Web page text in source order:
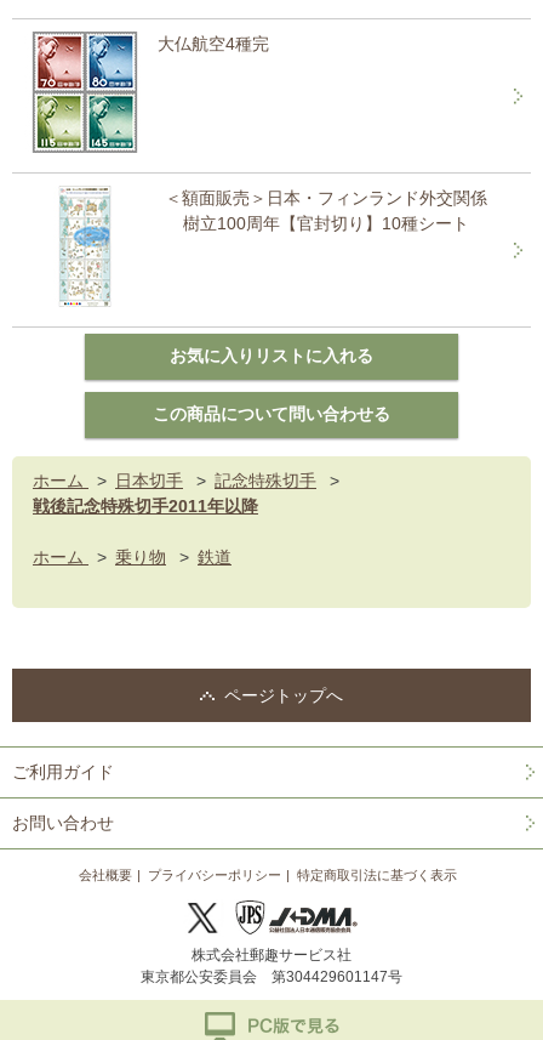
大仏航空4種完
＜額面販売＞日本・フィンランド外交関係
樹立100周年【官封切り】10種シート
ホーム > 日本切手 > 記念特殊切手
>
戦後記念特殊切手2011年以降
ホーム > 乗り物 > 鉄道
ページトップへ
ご利用ガイド
お問い合わせ
会社概要 プライバシーポリシー 特定商取引法に基づく表示
株式会社郵趣サービス社
東京都公安委員会 第304429601147号